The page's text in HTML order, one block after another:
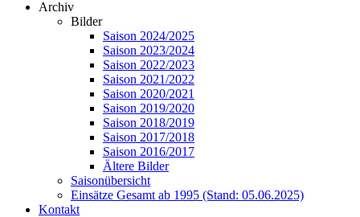
Archiv
Bilder
Saison 2024/2025
Saison 2023/2024
Saison 2022/2023
Saison 2021/2022
Saison 2020/2021
Saison 2019/2020
Saison 2018/2019
Saison 2017/2018
Saison 2016/2017
Ältere Bilder
Saisonübersicht
Einsätze Gesamt ab 1995 (Stand: 05.06.2025)
Kontakt